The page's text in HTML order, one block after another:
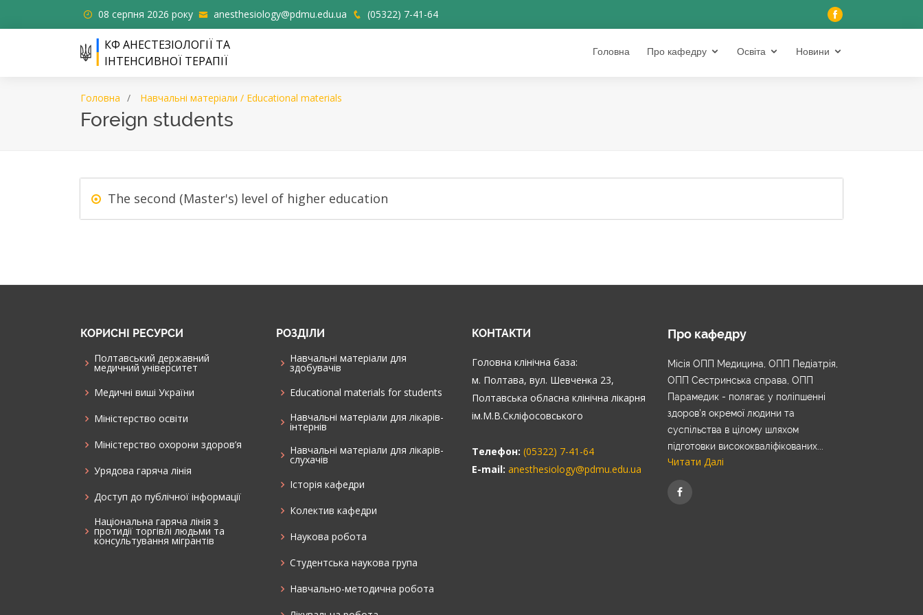
08 серпня 2026 року anesthesiology@pdmu.edu.ua (05322) 7-41-64
КФ АНЕСТЕЗІОЛОГІЇ ТА
ІНТЕНСИВНОЇ ТЕРАПІЇ
Головна Про кафедру Освіта Новини
Головна Навчальні матеріали / Educational materials
Foreign students
The second (Master's) level of higher education
КОРИСНІ РЕСУРСИ
Полтавський державний
медичний університет
Медичні виші України
Міністерство освіти
Міністерство охорони здоров’я
Урядова гаряча лінія
Доступ до публічної інформації
Національна гаряча лінія з
протидії торгівлі людьми та
консультування мiгрантiв
РОЗДІЛИ
Навчальні матеріали для
здобувачів
Educational materials for students
Навчальні матеріали для лікарів-
інтернів
Навчальні матеріали для лікарів-
слухачів
Історія кафедри
Колектив кафедри
Наукова робота
Cтудентська наукова група
Навчально-методична робота
КОНТАКТИ
Головна клінічна база:
м. Полтава, вул. Шевченка 23,
Полтавська обласна клінічна лікарня
ім.М.В.Скліфосовського
Телефон: (05322) 7-41-64
E-mail: anesthesiology@pdmu.edu.ua
Про кафедру
Місія ОПП Медицина, ОПП Педіатрія,
ОПП Сестринська справа, ОПП
Парамедик - полягає у поліпшенні
здоров’я окремої людини та
суспільства в цілому шляхом
підготовки висококваліфікованих...
Читати Далі